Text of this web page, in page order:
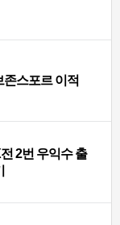
존스포르 이적
2번 우익수 출